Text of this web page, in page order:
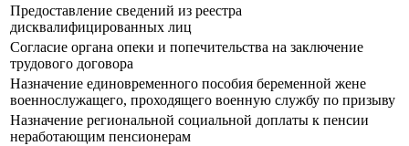
Предоставление сведений из реестра
дисквалифицированных лиц
Согласие органа опеки и попечительства на заключение
трудового договора
Назначение единовременного пособия беременной жене
военнослужащего, проходящего военную службу по призыву
Назначение региональной социальной доплаты к пенсии
неработающим пенсионерам